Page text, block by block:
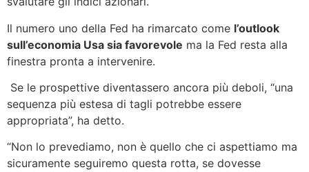
Il numero uno della Fed ha rimarcato come l’outlook
sull’economia Usa sia favorevole ma la Fed resta alla
finestra pronta a intervenire.
Se le prospettive diventassero ancora più deboli, “una
sequenza più estesa di tagli potrebbe essere
appropriata”, ha detto.
“Non lo prevediamo, non è quello che ci aspettiamo ma
sicuramente seguiremo questa rotta, se dovesse